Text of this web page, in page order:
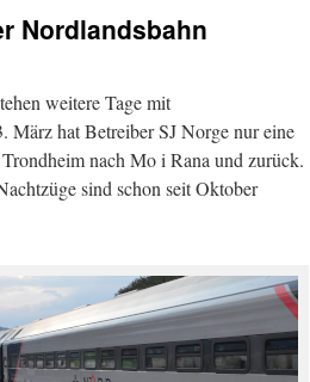
Nordlandsbahn
weitere Tage mit
März hat Betreiber SJ Norge nur eine
nach Mo i Rana und zurück.
sind schon seit Oktober